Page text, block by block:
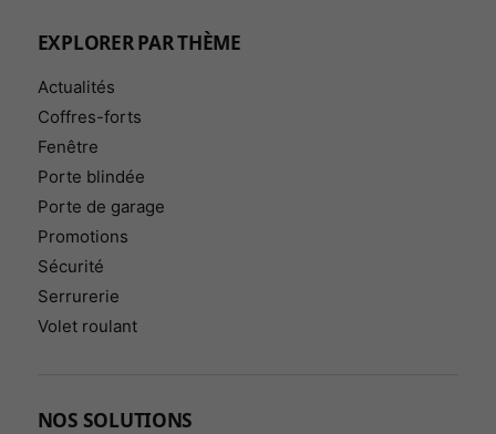
EXPLORER PAR THÈME
Actualités
Coffres-forts
Fenêtre
Porte blindée
Porte de garage
Promotions
Sécurité
Serrurerie
Volet roulant
NOS SOLUTIONS